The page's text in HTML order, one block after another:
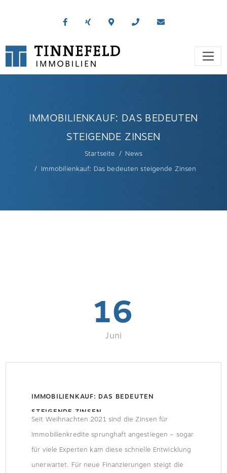
IMMOBILIENKAUF: DAS BEDEUTEN
STEIGENDE ZINSEN
Startseite
News
Immobilienkauf: Das bedeuten steigende Zinsen
16
Juni
IMMOBILIENKAUF: DAS BEDEUTEN
STEIGENDE ZINSEN
Seit Weihnachten 2021 sind die Zinsen für
Immobilienkredite sprunghaft angestiegen – sogar
für viele Experten kam diese schnelle Entwicklung
unerwartet. Für neue Finanzierungen steigt die